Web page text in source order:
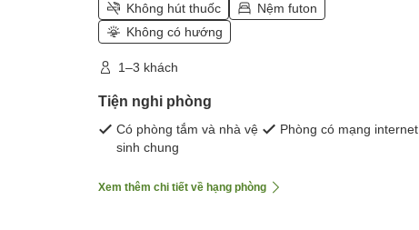
Không hút thuốc
Nệm futon
Không có hướng
1–3 khách
Tiện nghi phòng
Có phòng tắm và nhà vệ
sinh chung
Phòng có mạng internet
Xem thêm chi tiết về hạng phòng